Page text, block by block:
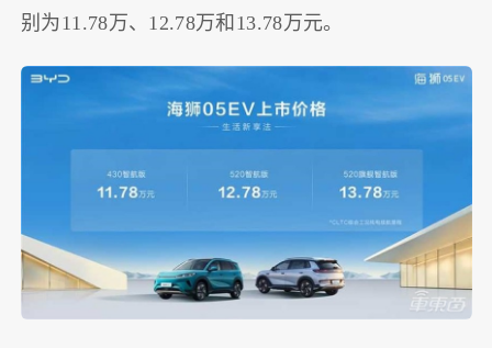
别为11.78万、12.78万和13.78万元。